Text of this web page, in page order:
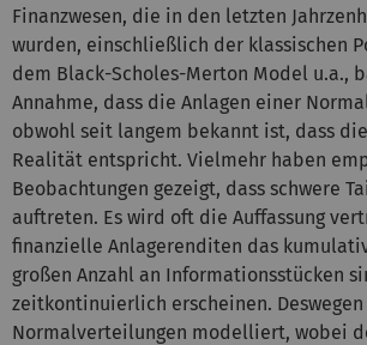
Finanzwesen, die in den letzten
wurden, einschließlich der klassischen
dem Black-Scholes-Merton Model u.a.,
Annahme, dass die Anlagen einer
obwohl seit langem bekannt ist, dass
Realität entspricht. Vielmehr haben
Beobachtungen gezeigt, dass schwere
auftreten. Es wird oft die Auffassung
finanzielle Anlagerenditen das
großen Anzahl an Informationsstücken
zeitkontinuierlich erscheinen.
Normalverteilungen modelliert, wobei